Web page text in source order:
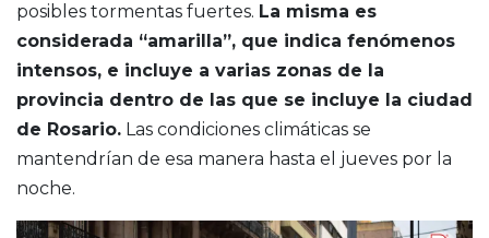
posibles tormentas fuertes. La misma es
considerada “amarilla”, que indica fenómenos
intensos, e incluye a varias zonas de la
provincia dentro de las que se incluye la ciudad
de Rosario. Las condiciones climáticas se
mantendrían de esa manera hasta el jueves por la
noche.